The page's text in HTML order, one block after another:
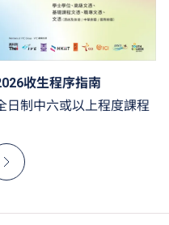
收生程序指南
日制中六或以上程度課程